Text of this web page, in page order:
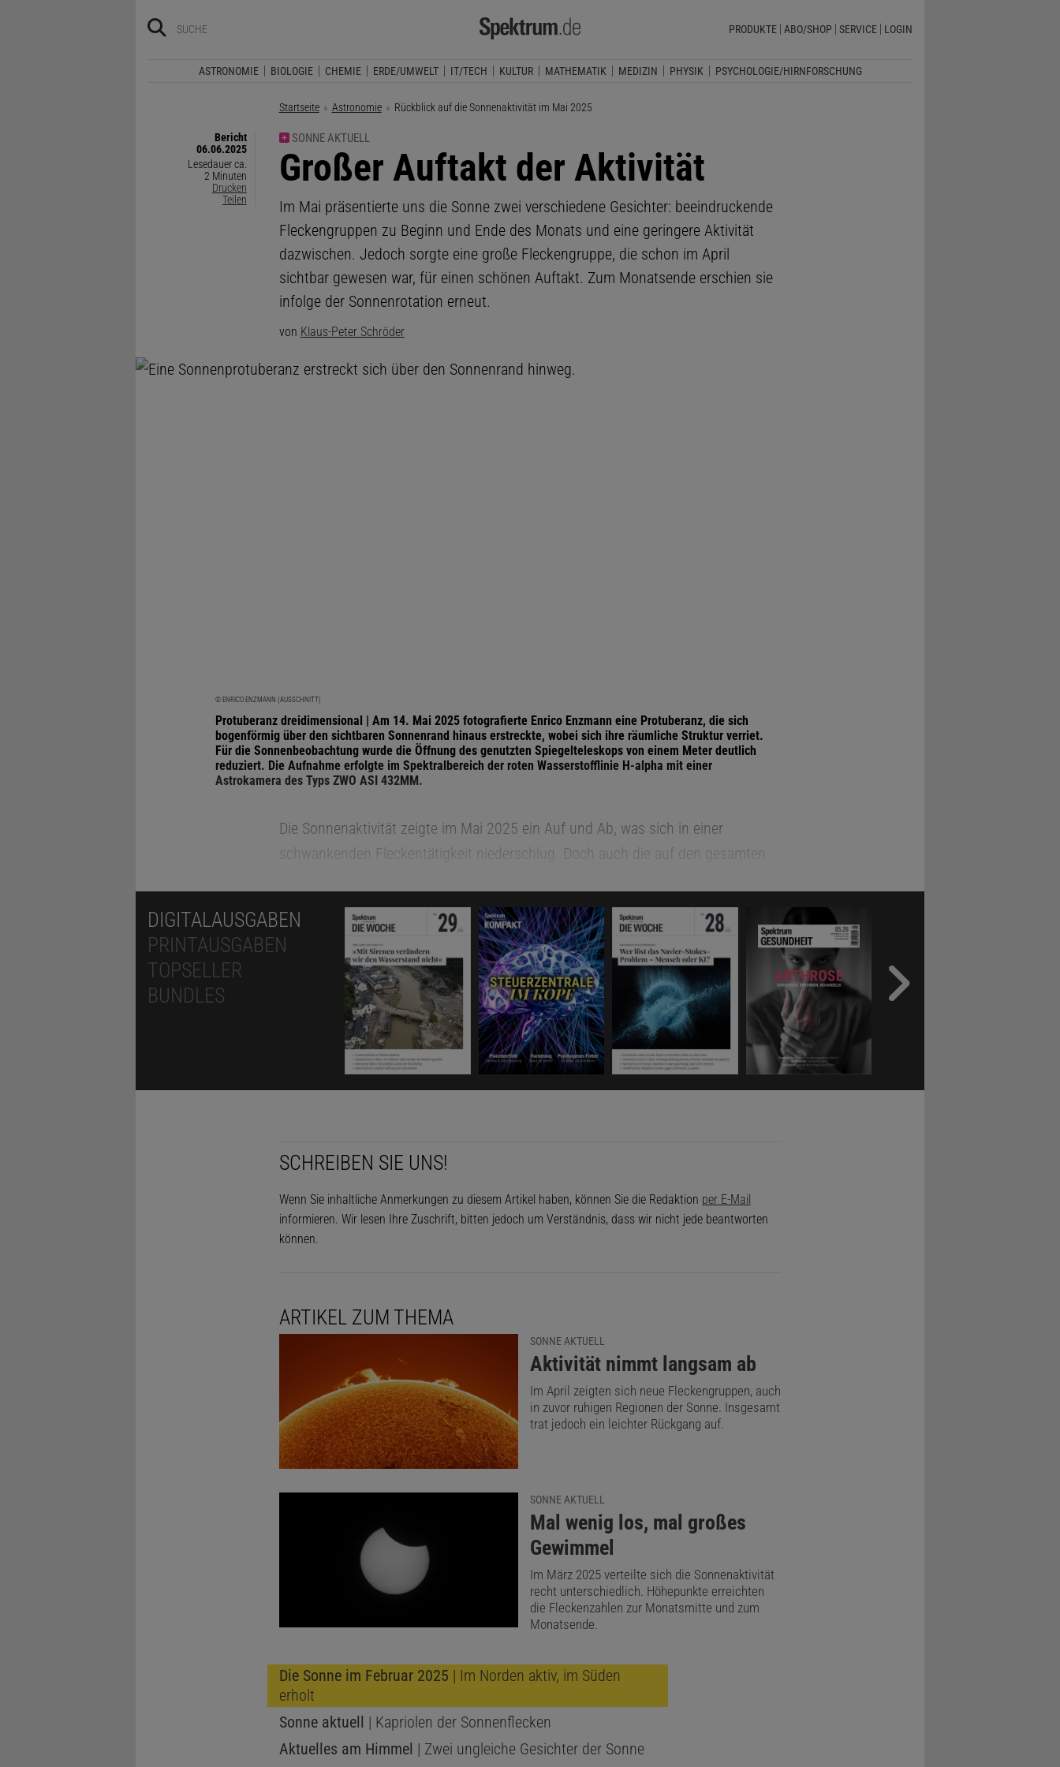
PRODUKTE ABO/SHOP SERVICE LOGIN
ASTRONOMIE BIOLOGIE CHEMIE ERDE/UMWELT IT/TECH KULTUR MATHEMATIK MEDIZIN PHYSIK PSYCHOLOGIE/HIRNFORSCHUNG
Startseite Astronomie Aktuelle Seite:
Rückblick auf die Sonnenaktivität im Mai 2025
Bericht
06.06.2025
Lesedauer ca.
2 Minuten
Drucken
Teilen
SONNE AKTUELL
:
Großer Auftakt der Aktivität
Im Mai präsentierte uns die Sonne zwei verschiedene Gesichter: beeindruckende
Fleckengruppen zu Beginn und Ende des Monats und eine geringere Aktivität
dazwischen. Jedoch sorgte eine große Fleckengruppe, die schon im April
sichtbar gewesen war, für einen schönen Auftakt. Zum Monatsende erschien sie
infolge der Sonnenrotation erneut.
von Klaus-Peter Schröder
© ENRICO ENZMANN (AUSSCHNITT)
Protuberanz dreidimensional | Am 14. Mai 2025 fotografierte Enrico Enzmann eine Protuberanz, die sich
bogenförmig über den sichtbaren Sonnenrand hinaus erstreckte, wobei sich ihre räumliche Struktur verriet.
Für die Sonnenbeobachtung wurde die Öffnung des genutzten Spiegelteleskops von einem Meter deutlich
reduziert. Die Aufnahme erfolgte im Spektralbereich der roten Wasserstofflinie H-alpha mit einer
Astrokamera des Typs ZWO ASI 432MM.
Die Sonnenaktivität zeigte im Mai 2025 ein Auf und Ab, was sich in einer
schwankenden Fleckentätigkeit niederschlug. Doch auch die auf den gesamten
der deutschlandweiten Vereinigung der Sternfreunde e. V. (VdS) ermittelte einen
vorläufigen Wert von
= 81. Er lag deutlich unterhalb des moderat hohen
Niveaus der Vormonate: 124,2 im April und 133,9 im März 2025. Trotz dieses
Rückgangs lohnte sich die regelmäßige Beobachtung des Tagesgestirns, denn in
der ersten Maiwoche zog ein großer Fleck, der bereits im Vormonat sichtbar
gewesen war, die Blicke auf sich. Er hatte seine stürmische Wachstumsphase
zwar hinter sich, blieb aber sehr stabil, mit einer riesigen Penumbra (siehe
»Stolzer Rückkehrer«). Anschließend erschienen knapp zwei Wochen lang nur
DIGITALAUSGABEN
PRINTAUSGABEN
TOPSELLER
BUNDLES
SCHREIBEN SIE UNS!
Wenn Sie inhaltliche Anmerkungen zu diesem Artikel haben, können Sie die Redaktion per E-Mail
informieren. Wir lesen Ihre Zuschrift, bitten jedoch um Verständnis, dass wir nicht jede beantworten
können.
ARTIKEL ZUM THEMA
SONNE AKTUELL
:
Aktivität nimmt langsam ab
Im April zeigten sich neue Fleckengruppen, auch
in zuvor ruhigen Regionen der Sonne. Insgesamt
trat jedoch ein leichter Rückgang auf.
SONNE AKTUELL
:
Mal wenig los, mal großes
Gewimmel
Im März 2025 verteilte sich die Sonnenaktivität
recht unterschiedlich. Höhepunkte erreichten
die Fleckenzahlen zur Monatsmitte und zum
Monatsende.
Die Sonne im Februar 2025 | Im Norden aktiv, im Süden
erholt
Sonne aktuell | Kapriolen der Sonnenflecken
Aktuelles am Himmel | Zwei ungleiche Gesichter der Sonne